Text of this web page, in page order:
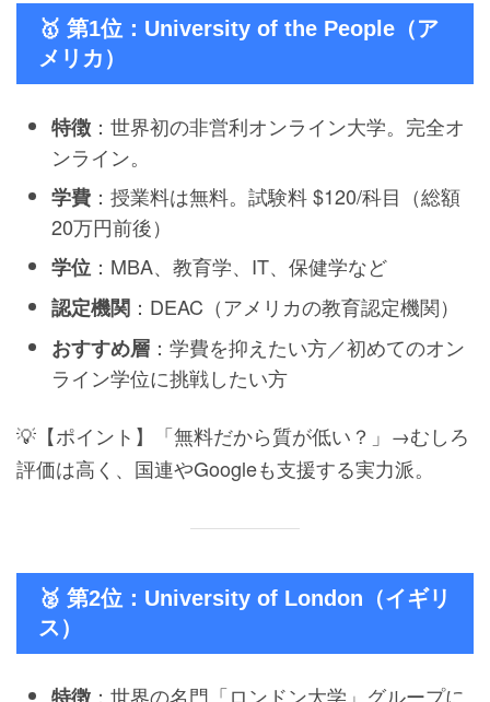
🥇 第1位：University of the People（ア
メリカ）
特徴 ：世界初の非営利オンライン大学。完全オ
ンライン。
学費 ：授業料は無料。試験料 $120/科目（総額
20万円前後）
学位 ：MBA、教育学、IT、保健学など
認定機関 ：DEAC（アメリカの教育認定機関）
おすすめ層 ：学費を抑えたい方／初めてのオン
ライン学位に挑戦したい方
💡【ポイント】「無料だから質が低い？」→むしろ
評価は高く、国連やGoogleも支援する実力派。
🥈 第2位：University of London（イギリ
ス）
特徴 ：世界の名門「ロンドン大学」グループに